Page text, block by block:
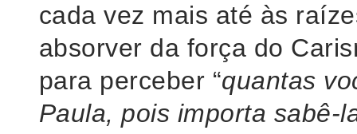
cada vez mais até às
absorver da força do
para perceber “quantas
Paula, pois importa sabê-